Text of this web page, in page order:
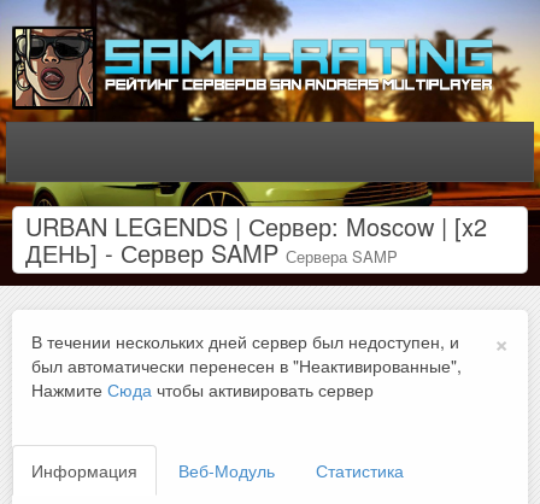
URBAN LEGENDS | Сервер: Moscow | [x2
ДЕНЬ] - Сервер SAMPСервера SAMP
×
В течении нескольких дней сервер был недоступен, и
был автоматически перенесен в "Неактивированные",
Нажмите Сюда чтобы активировать сервер
Информация Веб-Модуль Статистика